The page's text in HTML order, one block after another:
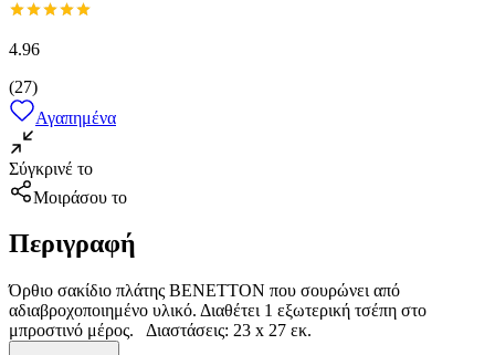
4.96
(27)
Αγαπημένα
Σύγκρινέ το
Μοιράσου το
Περιγραφή
Όρθιο σακίδιο πλάτης ΒΕΝΕΤΤΟΝ που σουρώνει από
αδιαβροχοποιημένο υλικό. Διαθέτει 1 εξωτερική τσέπη στο
μπροστινό μέρος. Διαστάσεις: 23 x 27 εκ.